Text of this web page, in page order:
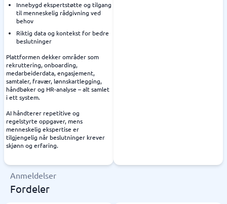
Innebygd ekspertstøtte og tilgang
til menneskelig rådgivning ved
behov
Riktig data og kontekst for bedre
beslutninger
Plattformen dekker områder som
rekruttering, onboarding,
medarbeiderdata, engasjement,
samtaler, fravær, lønnskartlegging,
håndbøker og HR-analyse – alt samlet
i ett system.
AI håndterer repetitive og
regelstyrte oppgaver, mens
menneskelig ekspertise er
tilgjengelig når beslutninger krever
skjønn og erfaring.
Anmeldelser
Fordeler